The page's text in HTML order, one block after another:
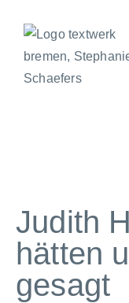
Judith
hätten
gesagt